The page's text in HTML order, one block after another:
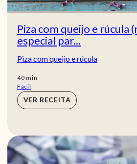
Piza com queijo e rúcula
especial par...
Piza com queijo e rúcula
40min
min
Fácil
VER RECEITA